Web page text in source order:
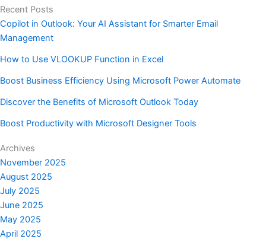
Recent Posts
Copilot in Outlook: Your AI Assistant for Smarter Email
Management
How to Use VLOOKUP Function in Excel
Boost Business Efficiency Using Microsoft Power Automate
Discover the Benefits of Microsoft Outlook Today
Boost Productivity with Microsoft Designer Tools
Archives
November 2025
August 2025
July 2025
June 2025
May 2025
April 2025